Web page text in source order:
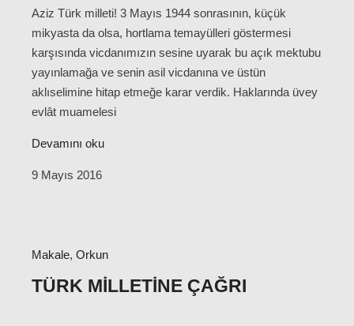
Aziz Türk milleti! 3 Mayıs 1944 sonrasının, küçük
mikyasta da olsa, hortlama temayülleri göstermesi
karşısında vicdanımızın sesine uyarak bu açık mektubu
yayınlamağa ve senin asil vicdanına ve üstün
aklıselimine hitap etmeğe karar verdik. Haklarında üvey
evlât muamelesi
Devamını oku
9 Mayıs 2016
Makale, Orkun
TÜRK MILLETINE ÇAĞRI